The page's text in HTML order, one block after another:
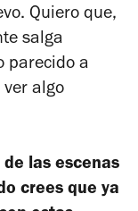
Quiero que,
salga
parecido a
ver algo
las escenas
crees que ya